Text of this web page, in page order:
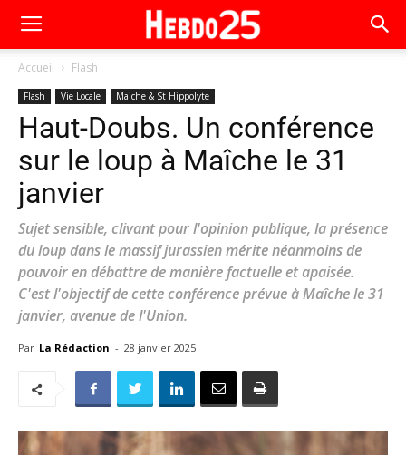
Accueil Flash
Flash Vie Locale Maiche & St Hippolyte
Haut-Doubs. Un conférence
sur le loup à Maîche le 31
janvier
Sujet sensible, clivant pour l'opinion publique, la présence
du loup dans le massif jurassien mérite néanmoins de
pouvoir en débattre de manière factuelle et apaisée.
C'est l'objectif de cette conférence prévue à Maîche le 31
janvier, avenue de l'Union.
Par La Rédaction - 28 janvier 2025